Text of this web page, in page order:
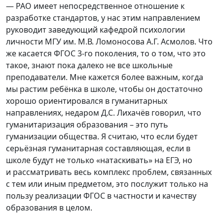
— РАО имеет непосредственное отношение к
разработке стандартов, у нас этим направлением
руководит заведующий кафедрой психологии
личности МГУ им. М.В. Ломоносова А.Г. Асмолов. Что
же касается ФГОС 3-го поколения, то о том, что это
такое, знают пока далеко не все школьные
преподаватели. Мне кажется более важным, когда
мы растим ребёнка в школе, чтобы он достаточно
хорошо ориентировался в гуманитарных
направлениях, недаром Д.С. Лихачёв говорил, что
гуманитаризация образования – это путь
гуманизации общества. Я считаю, что если будет
серьёзная гуманитарная составляющая, если в
школе будут не только «натаскивать» на ЕГЭ, но
и рассматривать весь комплекс проблем, связанных
с тем или иным предметом, это послужит только на
пользу реализации ФГОС в частности и качеству
образования в целом.